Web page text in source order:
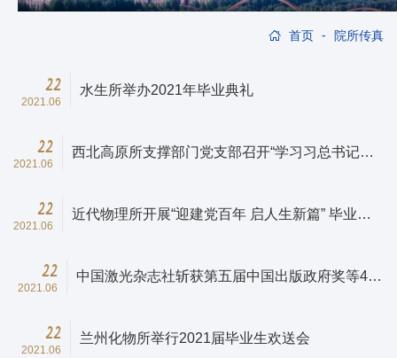
首页 - 院所传真
22
2021.06
水生所举办2021年毕业典礼
22
2021.06
西北高原所支撑部门党支部召开“学习习总书记考
22
2021.06
近代物理所开展“迎建党百年 启人生新篇” 毕业生
22
2021.06
中国激光杂志社斩获第五届中国出版政府奖等4项
22
2021.06
兰州化物所举行2021届毕业生欢送会